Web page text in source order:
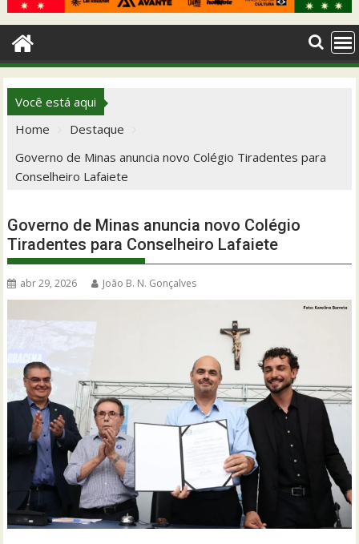
Você está aqui
Home
Destaque
Governo de Minas anuncia novo Colégio Tiradentes para
Conselheiro Lafaiete
Governo de Minas anuncia novo Colégio
Tiradentes para Conselheiro Lafaiete
abr 29, 2026 João B. N. Gonçalves